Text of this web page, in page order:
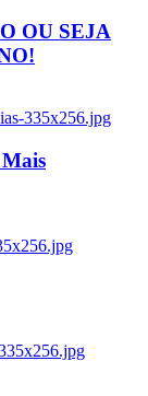
OU SEJA
335x256.jpg